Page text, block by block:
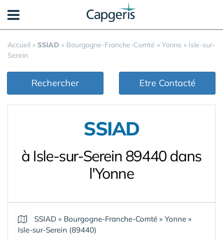
Accueil » SSIAD » Bourgogne-Franche-Comté » Yonne » Isle-sur-
Serein
Rechercher Etre Contacté
SSIAD
à Isle-sur-Serein 89440 dans
l'Yonne
SSIAD » Bourgogne-Franche-Comté » Yonne »
Isle-sur-Serein (89440)